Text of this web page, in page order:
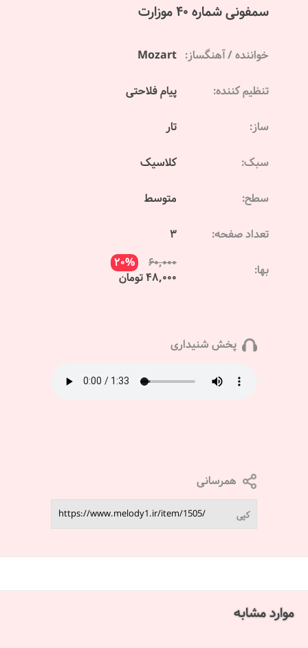
سمفونی شماره 40 موزارت
خواننده / آهنگساز: Mozart
تنظیم کننده: پیام فلاحتی
ساز: تار
سبک: کلاسیک
سطح: متوسط
تعداد صفحه: 3
بها: 60,000
20%
48,000 تومان
پخش شنیداری
همرسانی
کپی
موارد مشابه